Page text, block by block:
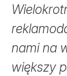
nami na
większy